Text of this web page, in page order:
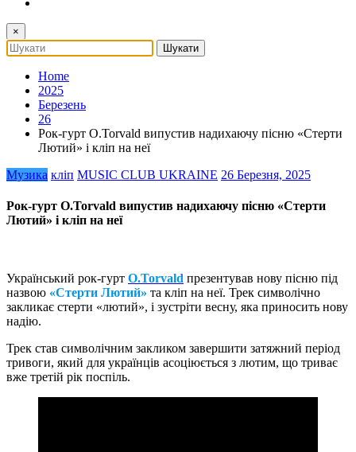
×
Home
2025
Березень
26
Рок-гурт O.Torvald випустив надихаючу пісню «Стерти
Лютий» і кліп на неї
Музика кліп MUSIC CLUB UKRAINE 26 Березня, 2025
Рок-гурт O.Torvald випустив надихаючу пісню «Стерти
Лютий» і кліп на неї
Український рок-гурт O.Torvald презентував нову пісню під
назвою «Стерти Лютий» та кліп на неї. Трек символічно
закликає стерти «лютий», і зустріти весну, яка приносить нову
надію.
Трек став символічним закликом завершити затяжний період
тривоги, який для українців асоціюється з лютим, що триває
вже третій рік поспіль.